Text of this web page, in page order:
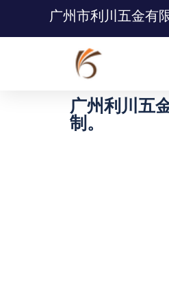
广州市利川五金有
广州利川五
制。